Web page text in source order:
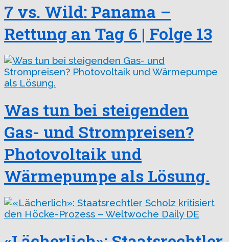
7 vs. Wild: Panama –
Rettung an Tag 6 | Folge 13
Was tun bei steigenden
Gas- und Strompreisen?
Photovoltaik und
Wärmepumpe als Lösung.